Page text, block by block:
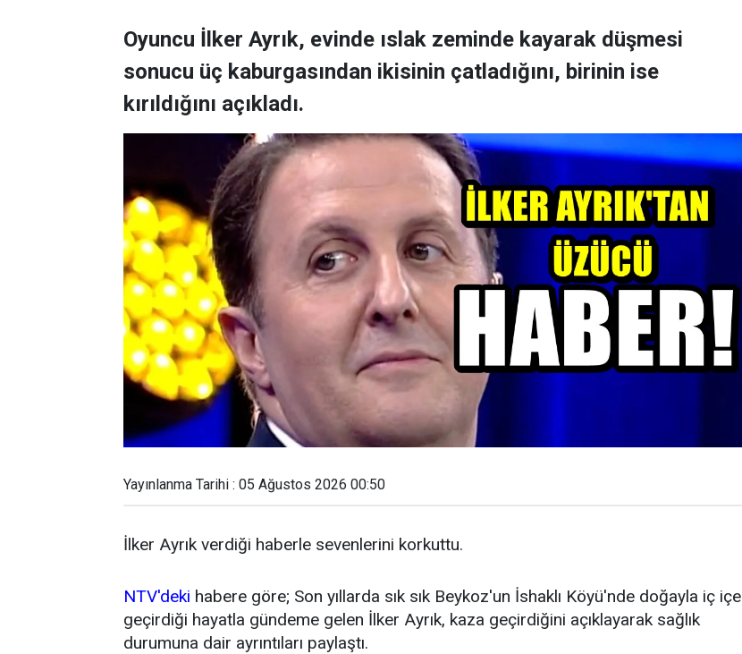
Oyuncu İlker Ayrık, evinde ıslak zeminde kayarak düşmesi
sonucu üç kaburgasından ikisinin çatladığını, birinin ise
kırıldığını açıkladı.
Yayınlanma Tarihi : 05 Ağustos 2026 00:50
İlker Ayrık verdiği haberle sevenlerini korkuttu.
NTV'deki habere göre; Son yıllarda sık sık Beykoz'un İshaklı Köyü'nde doğayla iç içe
geçirdiği hayatla gündeme gelen İlker Ayrık, kaza geçirdiğini açıklayarak sağlık
durumuna dair ayrıntıları paylaştı.